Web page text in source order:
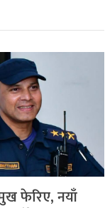
फेरिए, नयाँ